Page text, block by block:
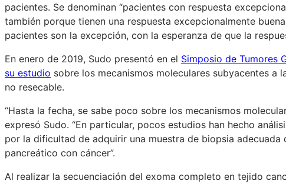
pacientes. Se denominan “pacientes con respuesta
también porque tienen una respuesta excepcionalmente
pacientes son la excepción, con la esperanza de que la
En enero de 2019, Sudo presentó en el Simposio de Tumores
su estudio sobre los mecanismos moleculares subyacentes a
no resecable.
“Hasta la fecha, se sabe poco sobre los mecanismos
expresó Sudo. “En particular, pocos estudios han hecho
por la dificultad de adquirir una muestra de biopsia
pancreático con cáncer”.
Al realizar la secuenciación del exoma completo en tejido